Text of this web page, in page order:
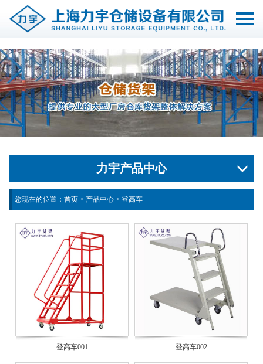
切
航
力宇产品中心
您现在的位置： 首页 > 产品中心 > 登高车
登高车001 登高车002